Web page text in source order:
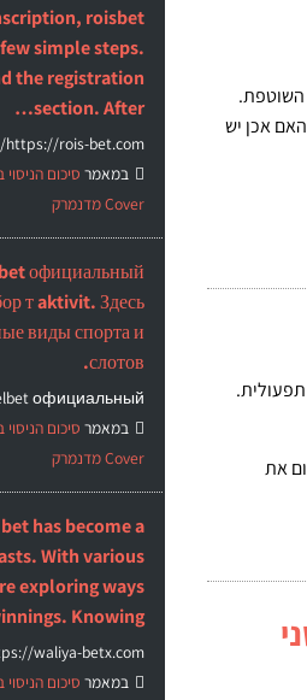
השוטפת.
אכן יש
את
roisbet
simple steps.
the registration
section. After…
https://rois-bet.com/ /
במאמר
Cover מדנמרק
официальный
т aktivit. Здесь
виды спорта и
слотов.
официальный /
במאמר
Cover מדנמרק
has become a
With various
exploring ways
Knowing…
waliya-betx.com /
במאמר